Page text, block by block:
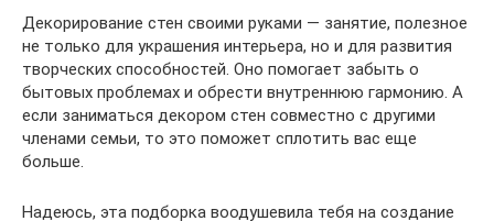
Декорирование стен своими руками — занятие, полезное
не только для украшения интерьера, но и для развития
творческих способностей. Оно помогает забыть о
бытовых проблемах и обрести внутреннюю гармонию. А
если заниматься декором стен совместно с другими
членами семьи, то это поможет сплотить вас еще
больше.
Надеюсь, эта подборка воодушевила тебя на создание